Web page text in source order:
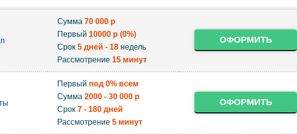
Сумма 70 000 р
Первый 10000 р (0%)
Срок 5 дней - 18 недель
Рассмотрение 15 минут
ОФОРМИТЬ
Первый под 0% всем
Сумма 2000 - 30 000 р
Срок 7 - 180 дней
Рассмотрение 5 минут
ОФОРМИТЬ